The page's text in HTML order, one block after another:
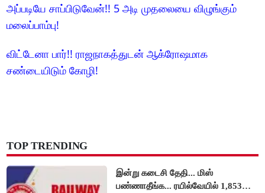
அப்படியே சாப்பிடுவேன்!! 5 அடி முதலையை விழுங்கும்
மலைப்பாம்பு!
விட்டேனா பார்!! ராஜநாகத்துடன் ஆக்ரோஷமாக
சண்டையிடும் கோழி!
TOP TRENDING
இன்று கடைசி தேதி... மிஸ்
பண்ணாதீங்க... ரயில்வேயில் 1,853